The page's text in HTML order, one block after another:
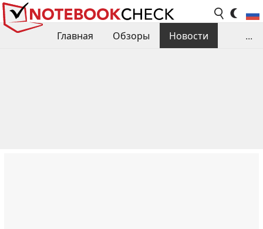
Главная Обзоры
Новости
...